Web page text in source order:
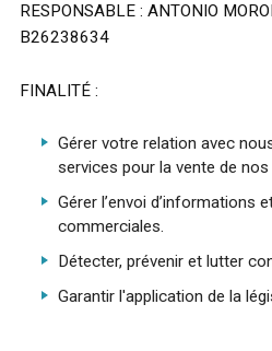
RESPONSABLE : ANTONIO
B26238634
FINALITÉ :
Gérer votre relation avec
services pour la vente de
Gérer l’envoi d’informations
commerciales.
Détecter, prévenir et lutter
Garantir l'application de la